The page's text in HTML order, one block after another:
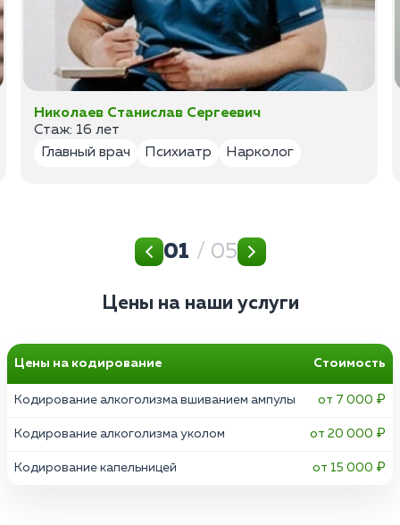
Николаев Станислав Сергеевич
Стаж: 16 лет
Главный врач
Психиатр Нарколог
01 / 05
Цены на наши услуги
Цены на кодирование Стоимость
Кодирование алкоголизма вшиванием ампулы от 7 000 ₽
Кодирование алкоголизма уколом от 20 000 ₽
Кодирование капельницей от 15 000 ₽